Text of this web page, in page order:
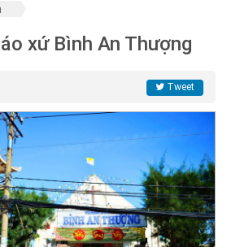
xứ Bình An Thượng
Tweet